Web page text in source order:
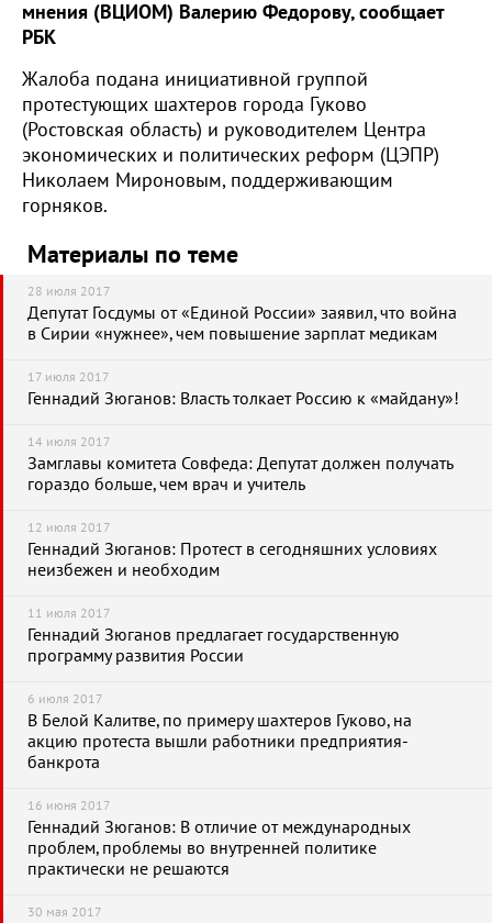
мнения (ВЦИОМ) Валерию Федорову, сообщает
РБК
Жалоба подана инициативной группой
протестующих шахтеров города Гуково
(Ростовская область) и руководителем Центра
экономических и политических реформ (ЦЭПР)
Николаем Мироновым, поддерживающим
горняков.
Материалы по теме
28 июля 2017
Депутат Госдумы от «Единой России» заявил, что война
в Сирии «нужнее», чем повышение зарплат медикам
17 июля 2017
Геннадий Зюганов: Власть толкает Россию к «майдану»!
14 июля 2017
Замглавы комитета Совфеда: Депутат должен получать
гораздо больше, чем врач и учитель
12 июля 2017
Геннадий Зюганов: Протест в сегодняшних условиях
неизбежен и необходим
11 июля 2017
Геннадий Зюганов предлагает государственную
программу развития России
6 июля 2017
В Белой Калитве, по примеру шахтеров Гуково, на
акцию протеста вышли работники предприятия-
банкрота
16 июня 2017
Геннадий Зюганов: В отличие от международных
проблем, проблемы во внутренней политике
практически не решаются
30 мая 2017